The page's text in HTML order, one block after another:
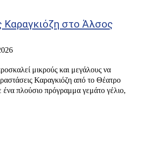
Καραγκιόζη στο Άλσος
μικρούς και μεγάλους να
Καραγκιόζη από το Θέατρο
πλούσιο πρόγραμμα γεμάτο γέλιο,